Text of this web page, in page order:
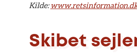
Kilde:
Skibet